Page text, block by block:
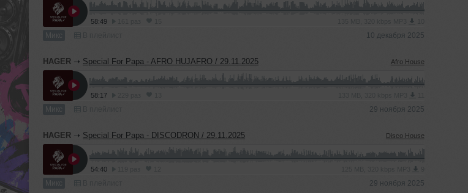
58:49
Микс 10 декабря 2025
HAGER ➝ Special For Papa - AFRO HUJAFRO / 29.11.2025 Afro House
58:17
Микс 29 ноября 2025
HAGER ➝ Special For Papa - DISCODRON / 29.11.2025 Disco House
54:40
Микс 29 ноября 2025